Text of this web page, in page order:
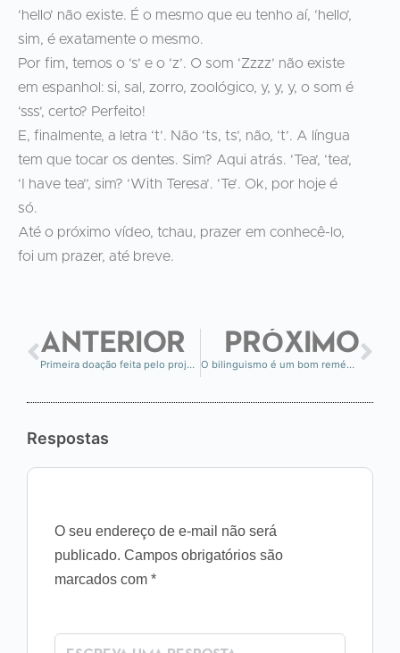
‘hello’ não existe. É o mesmo que eu tenho aí, ‘hello’,
sim, é exatamente o mesmo.
Por fim, temos o ‘s’ e o ‘z’. O som ‘Zzzz’ não existe
em espanhol: si, sal, zorro, zoológico, y, y, y, o som é
‘sss’, certo? Perfeito!
E, finalmente, a letra ‘t’. Não ‘ts, ts’, não, ‘t’. A língua
tem que tocar os dentes. Sim? Aqui atrás. ‘Tea’, ‘tea’,
‘I have tea”, sim? ‘With Teresa’. ‘Te’. Ok, por hoje é
só.
Até o próximo vídeo, tchau, prazer em conhecê-lo,
foi um prazer, até breve.
ANTERIOR
Primeira doação feita pelo projeto: Feed a Brain
PRÓXIMO
O bilinguismo é um bom remédio para o cérebro
Respostas
O seu endereço de e-mail não será
publicado. Campos obrigatórios são
marcados com *